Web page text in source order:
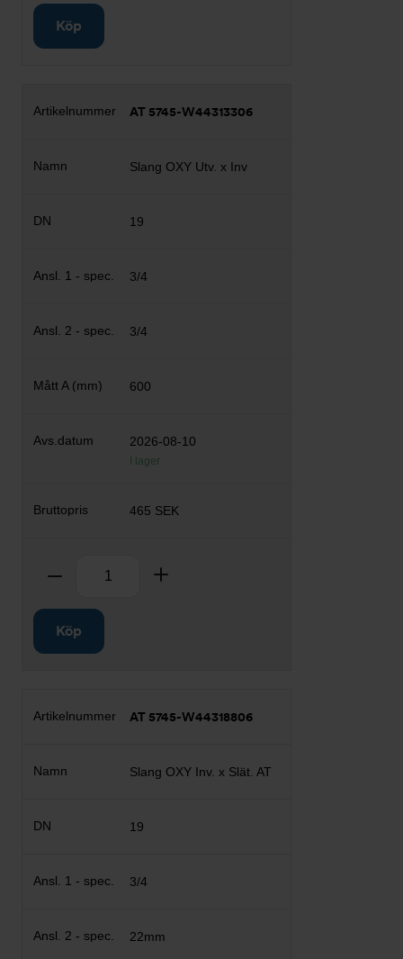
Köp
AT 5745-W44313306
Slang OXY Utv. x Inv
19
3/4
3/4
600
2026-08-10
I lager
465 SEK
Ta bort
Köp
AT 5745-W44318806
Slang OXY Inv. x Slät. AT
19
3/4
22mm